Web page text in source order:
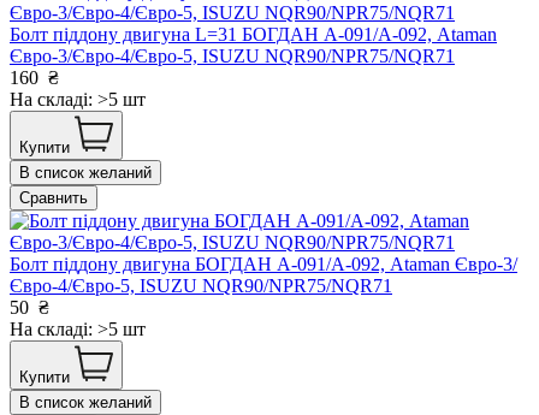
Болт піддону двигуна L=31 БОГДАН А-091/А-092, Ataman
Євро-3/Євро-4/Євро-5, ISUZU NQR90/NPR75/NQR71
160 ₴
На складі: >5 шт
Купити
В список желаний
Сравнить
Болт піддону двигуна БОГДАН А-091/А-092, Ataman Євро-3/
Євро-4/Євро-5, ISUZU NQR90/NPR75/NQR71
50 ₴
На складі: >5 шт
Купити
В список желаний